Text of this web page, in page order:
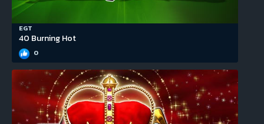
EGT
40 Burning Hot
0